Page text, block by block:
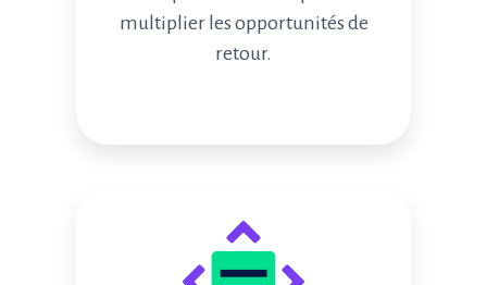
multiplier les opportunités de
retour.